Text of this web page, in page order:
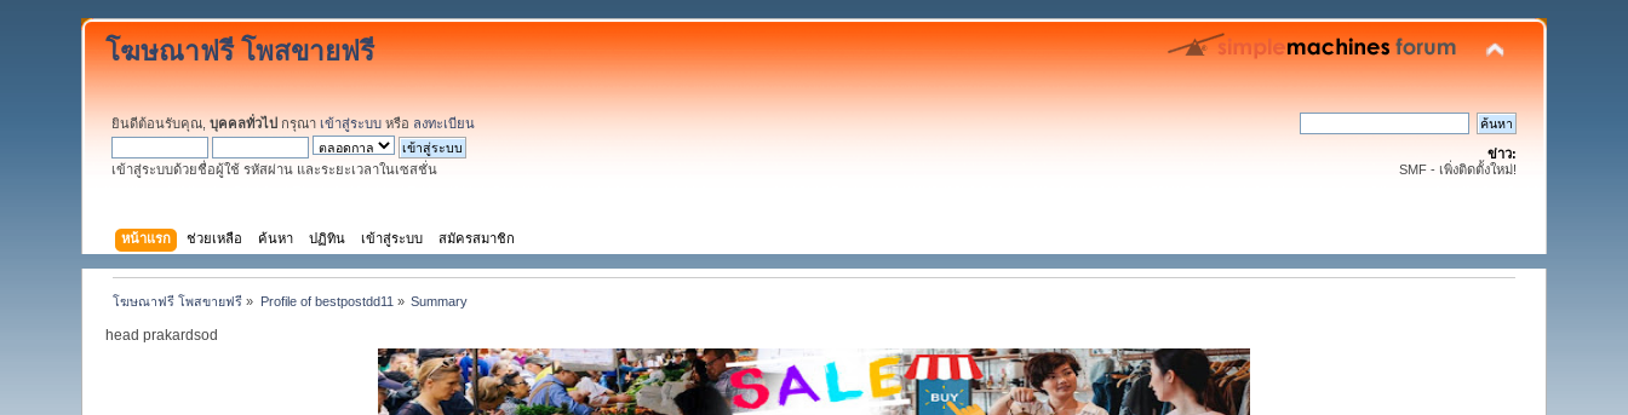
โฆษณาฟรี โพสขายฟรี
ยินดีต้อนรับคุณ,บุคคลทั่วไป กรุณา เข้าสู่ระบบ หรือ ลงทะเบียน
เข้าสู่ระบบด้วยชื่อผู้ใช้ รหัสผ่าน และระยะเวลาในเซสชั่น
ข่าว:
SMF - เพิ่งติดตั้งใหม่!
หน้าแรก ช่วยเหลือ ค้นหา ปฏิทิน เข้าสู่ระบบ สมัครสมาชิก
โฆษณาฟรี โพสขายฟรี » Profile of bestpostdd11 » Summary
head prakardsod